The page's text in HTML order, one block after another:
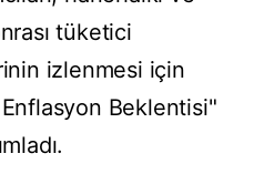
tüketici
izlenmesi için
Beklentisi"